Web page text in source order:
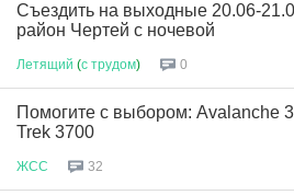
Съездить на выходные 20.06-
район Чертей с ночевой
Летящий (с трудом) 0
Помогите с выбором: Avalanche
Trek 3700
ЖСС 32